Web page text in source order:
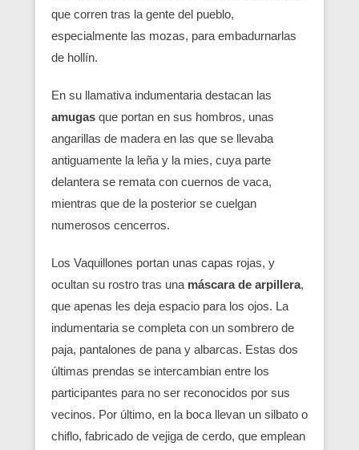
que corren tras la gente del pueblo,
especialmente las mozas, para embadurnarlas
de hollín.
En su llamativa indumentaria destacan las
amugas que portan en sus hombros, unas
angarillas de madera en las que se llevaba
antiguamente la leña y la mies, cuya parte
delantera se remata con cuernos de vaca,
mientras que de la posterior se cuelgan
numerosos cencerros.
Los Vaquillones portan unas capas rojas, y
ocultan su rostro tras una máscara de arpillera,
que apenas les deja espacio para los ojos. La
indumentaria se completa con un sombrero de
paja, pantalones de pana y albarcas. Estas dos
últimas prendas se intercambian entre los
participantes para no ser reconocidos por sus
vecinos. Por último, en la boca llevan un silbato o
chiflo, fabricado de vejiga de cerdo, que emplean